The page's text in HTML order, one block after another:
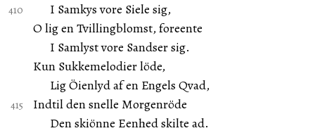
I Samkys vore Siele sig,
O lig en Tvillingblomst, foreente
I Samlyst vore Sandser sig.
Kun Sukkemelodier löde,
Lig Öienlyd af en Engels Qvad,
Indtil den snelle Morgenröde
Den skiönne Eenhed skilte ad.